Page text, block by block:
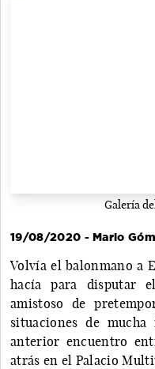
Galería
19/08/2020 - Mario
Volvía el balonmano a
hacía para disputar
amistoso de
situaciones de
anterior encuentro
atrás en el Palacio